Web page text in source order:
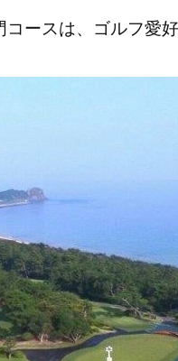
コースは、ゴルフ愛